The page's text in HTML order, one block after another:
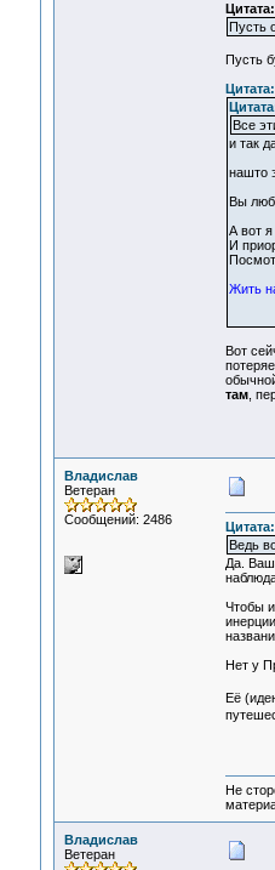
Цитата:
Пусть
Пусть
Все
и так
нашто
Вы
А вот я
И
Жить
Вот
там,
Владислав
Ветеран
Сообщений: 2486
Ведь
Да.
Чтобы
Нет у
Её
Не
Владислав
Ветеран